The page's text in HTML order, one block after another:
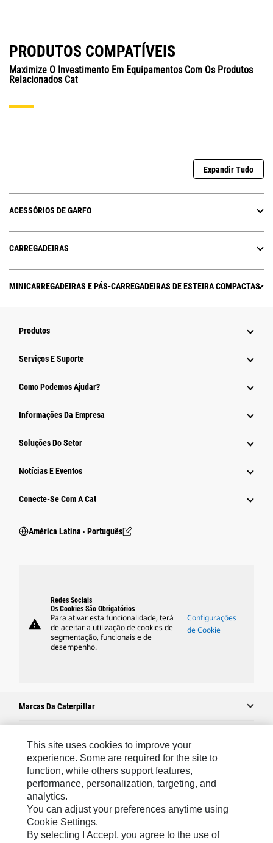
PRODUTOS COMPATÍVEIS
Maximize O Investimento Em Equipamentos Com Os Produtos
Relacionados Cat
Expandir Tudo
ACESSÓRIOS DE GARFO
CARREGADEIRAS
MINICARREGADEIRAS E PÁS-CARREGADEIRAS DE ESTEIRA COMPACTAS
Produtos
Serviços E Suporte
Como Podemos Ajudar?
Informações Da Empresa
Soluções Do Setor
Notícias E Eventos
Conecte-Se Com A Cat
América Latina ‧ Português
warning
Redes Sociais
Os Cookies São Obrigatórios
Para ativar esta funcionalidade, terá
de aceitar a utilização de cookies de
segmentação, funcionais e de
desempenho.
Configurações
de Cookie
Marcas Da Caterpillar
Caterpillar.com
Caterpillar Contato E Suporte
Minhas Preferências De Marketing
Mapa Do Local
Cookie Settings
This site uses cookies to improve your
experience. Some are required for the site to
function, while others support features,
performance, personalization, targeting, and
analytics.
You can adjust your preferences anytime using
Cookie Settings.
By selecting I Accept, you agree to the use of